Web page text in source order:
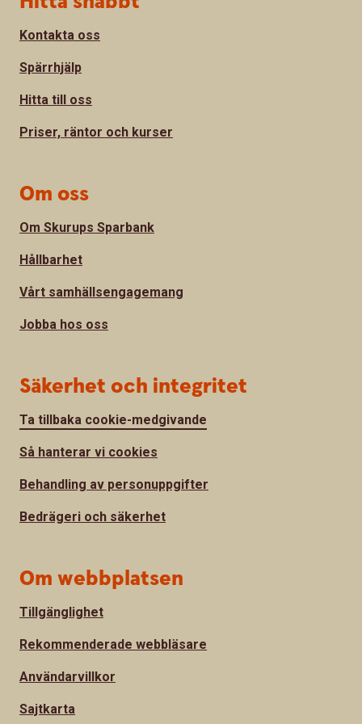
Kontakta oss
Spärrhjälp
Hitta till oss
Priser, räntor och kurser
Om oss
Om Skurups Sparbank
Hållbarhet
Vårt samhällsengagemang
Jobba hos oss
Säkerhet och integritet
Ta tillbaka cookie-medgivande
Så hanterar vi cookies
Behandling av personuppgifter
Bedrägeri och säkerhet
Om webbplatsen
Tillgänglighet
Rekommenderade webbläsare
Användarvillkor
Sajtkarta